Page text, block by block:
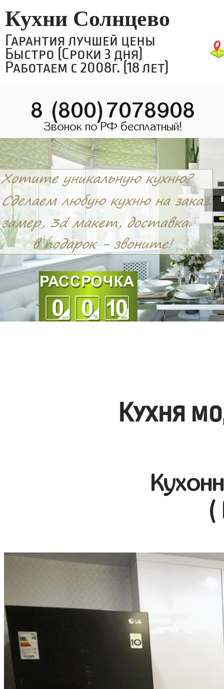
Кухни Солнцево
Гарантия лучшей цены
Быстро (Сроки 3 дня)
Работаем с 2008г. (18 лет)
8 (800)7078908
Звонок по РФ бесплатный!
Кухня
(